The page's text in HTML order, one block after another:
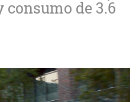
de 3.6